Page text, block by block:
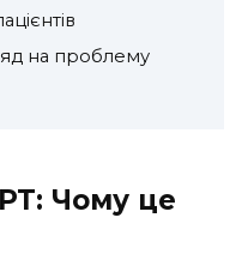
на проблему
Чому це